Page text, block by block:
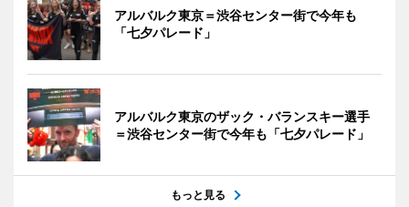
アルバルク東京＝渋谷センター街で今年も
「七夕パレード」
アルバルク東京のザック・バランスキー選手
＝渋谷センター街で今年も「七夕パレード」
もっと見る